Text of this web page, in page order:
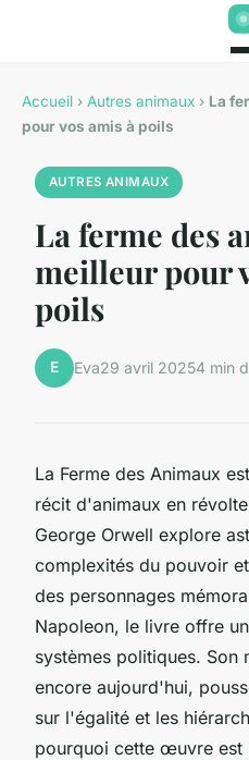
Accueil › Autres animaux › La
pour vos amis à poils
AUTRES ANIMAUX
La ferme des
meilleur pour
poils
E Eva29 avril 20254 min
La Ferme des Animaux
récit d'animaux en
George Orwell explore
complexités du pouvoir
des personnages
Napoleon, le livre offre
systèmes politiques. Son
encore aujourd'hui,
sur l'égalité et les
pourquoi cette œuvre est